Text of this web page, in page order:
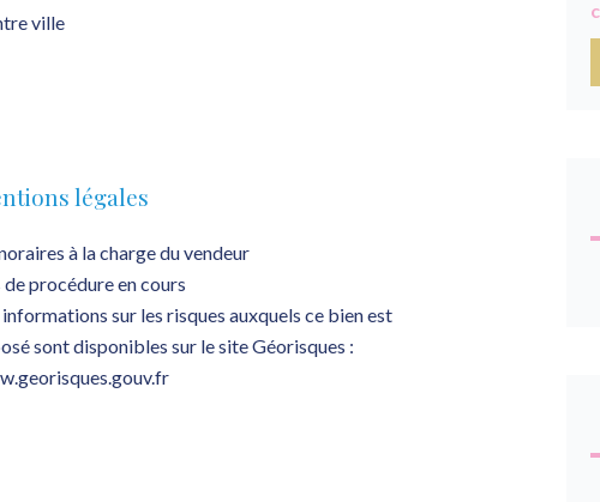
ville
légales
à la charge du vendeur
de procédure en cours
informations sur les risques auxquels ce bien est
sont disponibles sur le site Géorisques :